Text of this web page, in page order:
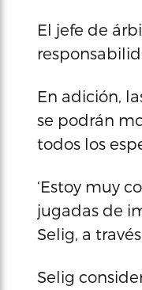
El jefe de
En adición,
se podrán
todos los
‘Estoy muy
jugadas de
Selig, a
Selig